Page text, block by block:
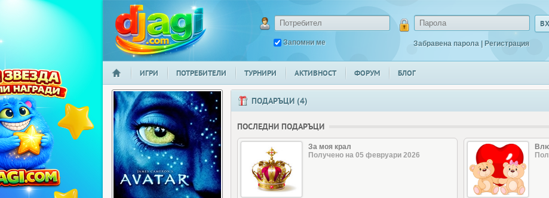
djagi.com
Запомни ме Забравена парола | Регистрация
НАЧАЛО
ИГРИ ПОТРЕБИТЕЛИ ТУРНИРИ АКТИВНОСТ ФОРУМ БЛОГ
ПОДАРЪЦИ (4)
ПОСЛЕДНИ ПОДАРЪЦИ
За моя крал
Получено на 05 февруари 2026